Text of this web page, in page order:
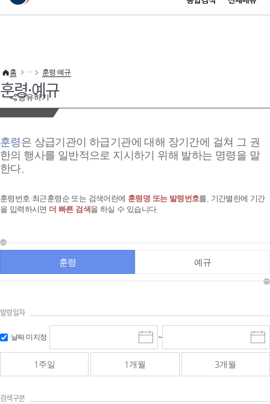
이 누리집은 대한민국 공식 전자정부 누리집입니다.
공유하기
홈 훈령·예규
훈령·예규
훈령은 상급기관이 하급기관에 대해 장기간에 걸쳐 그 권
한의 행사를 일반적으로 지시하기 위해 발하는 명령을 말
한다.
훈령번호·최근훈령순 또는 검색어란에 훈령명 또는 발령번호를, 기간별란에 기간
을 입력하시면 더 빠른 검색 을 하실 수 있습니다.
훈령 예규
발령일자
날짜 미지정
시
작
일
선
~
마
감
선
1주일 1개월 3개월
검색구분